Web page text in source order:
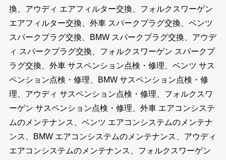
換、アウディ エアフィルター交換、フォルクスワーゲン
エアフィルター交換、外車 スパークプラグ交換、ベンツ
スパークプラグ交換、BMW スパークプラグ交換、アウデ
ィ スパークプラグ交換、フォルクスワーゲン スパークプ
ラグ交換、外車 サスペンション点検・修理、ベンツ サス
ペンション点検・修理、BMW サスペンション点検・修
理、アウディ サスペンション点検・修理、フォルクスワ
ーゲン サスペンション点検・修理、外車 エアコンシステ
ムのメンテナンス、ベンツ エアコンシステムのメンテナ
ンス、BMW エアコンシステムのメンテナンス、アウディ
エアコンシステムのメンテナンス、フォルクスワーゲン